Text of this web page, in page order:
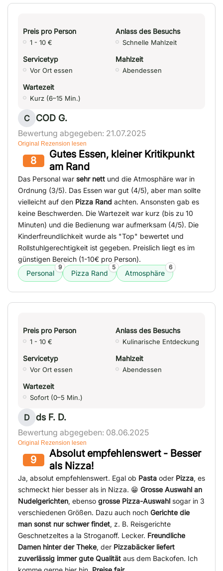
Preis pro Person
1 - 10 €
Anlass des Besuchs
Schnelle Mahlzeit
Servicetyp
Vor Ort essen
Mahlzeit
Abendessen
Wartezeit
Kurz (6–15 Min.)
C COD G.
Bewertung abgegeben: 21.07.2025
Original Rezension lesen
8
Gutes Essen, kleiner Kritikpunkt
am Rand
Das Personal war sehr nett und die Atmosphäre war in
Ordnung (3/5). Das Essen war gut (4/5), aber man sollte
vielleicht auf den Pizza Rand achten. Ansonsten gab es
keine Beschwerden. Die Wartezeit war kurz (bis zu 10
Minuten) und die Bedienung war aufmerksam (4/5). Die
Kinderfreundlichkeit wurde als "Top" bewertet und
Rollstuhlgerechtigkeit ist gegeben. Preislich liegt es im
günstigen Bereich (1-10€ pro Person).
Personal
9
Pizza Rand
5
Atmosphäre
6
Preis pro Person
1 - 10 €
Anlass des Besuchs
Kulinarische Entdeckung
Servicetyp
Vor Ort essen
Mahlzeit
Abendessen
Wartezeit
Sofort (0–5 Min.)
D ds F. D.
Bewertung abgegeben: 08.06.2025
Original Rezension lesen
9
Absolut empfehlenswert - Besser
als Nizza!
Ja, absolut empfehlenswert. Egal ob Pasta oder Pizza, es
schmeckt hier besser als in Nizza. 😁 Grosse Auswahl an
Nudelgerichten, ebenso grosse Pizza-Auswahl sogar in 3
verschiedenen Größen. Dazu auch noch Gerichte die
man sonst nur schwer findet, z. B. Reisgerichte
Geschnetzeltes a la Stroganoff. Lecker. Freundliche
Damen hinter der Theke, der Pizzabäcker liefert
zuverlässig immer gute Qualität aus dem Backofen. Ich